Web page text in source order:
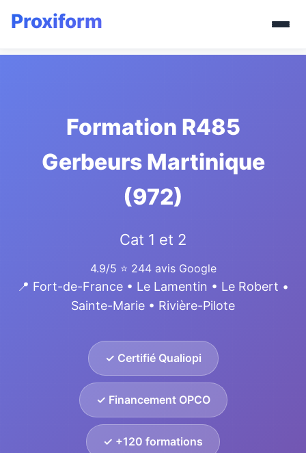
Formation R485
Gerbeurs Martinique
(972)
Cat 1 et 2
4.9/5 ⭐ 244 avis Google
📍 Fort-de-France • Le Lamentin • Le Robert •
Sainte-Marie • Rivière-Pilote
✓ Certifié Qualiopi
✓ Financement OPCO
✓ +120 formations